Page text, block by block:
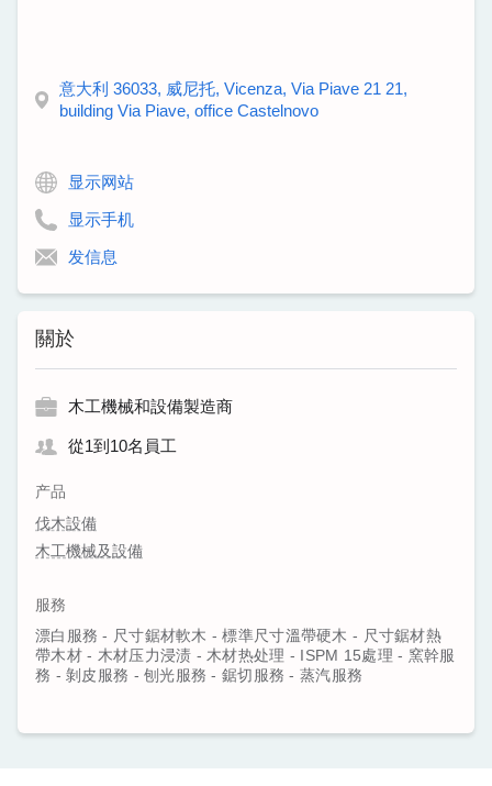
關於
木工機械和設備製造商
從1到10名員工
产品
伐木設備
木工機械及設備
服務
漂白服務 - 尺寸鋸材軟木 - 標準尺寸溫帶硬木 - 尺寸鋸材熱
帶木材 - 木材压力浸渍 - 木材热处理 - ISPM 15處理 - 窯幹服
務 - 剝皮服務 - 刨光服務 - 鋸切服務 - 蒸汽服務
意大利 36033, 威尼托, Vicenza, Via Piave 21 21,
building Via Piave, office Castelnovo
显示网站
显示手机
发信息